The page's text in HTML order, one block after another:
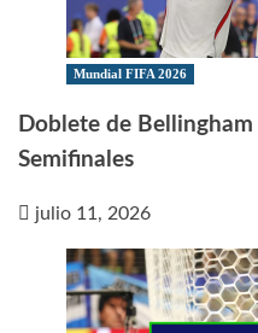
Mundial FIFA 2026
Doblete de
Semifinales
julio 11, 2026